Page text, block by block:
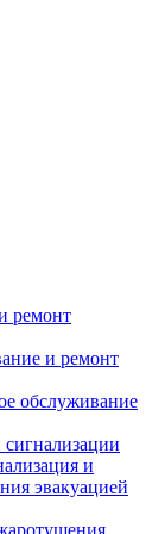
ремонт
и ремонт
обслуживание
и
эвакуацией